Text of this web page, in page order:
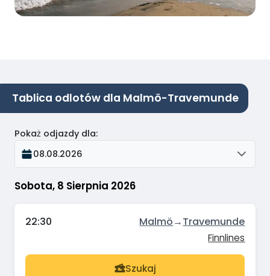
Tablica odlotów dla Malmö-Travemunde
Sobota, 8 Sierpnia 2026
Pokaż odjazdy dla:
08.08.2026
22:30 Malmö→Travemunde
Finnlines
Szukaj